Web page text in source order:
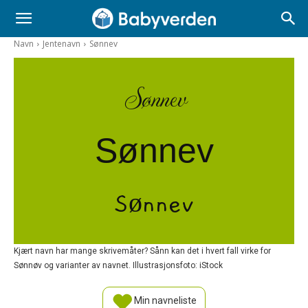
Navn Jentenavn Sønnev
Sønnev
Sønnev
Sønnev
Kjært navn har mange skrivemåter? Sånn kan det i hvert fall virke for
Sønnøv og varianter av navnet. Illustrasjonsfoto: iStock
Min navneliste